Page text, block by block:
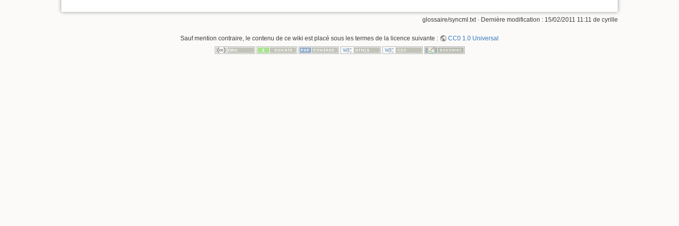
glossaire/syncml.txt· Dernière modification : 15/02/2011 11:11 de cyrille
Sauf mention contraire, le contenu de ce wiki est placé sous les termes de la licence suivante : CC0 1.0 Universal